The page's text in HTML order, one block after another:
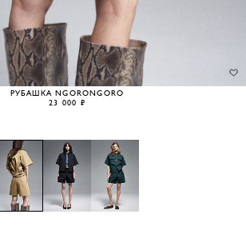
РУБАШКА NGORONGORO
23 000 ₽